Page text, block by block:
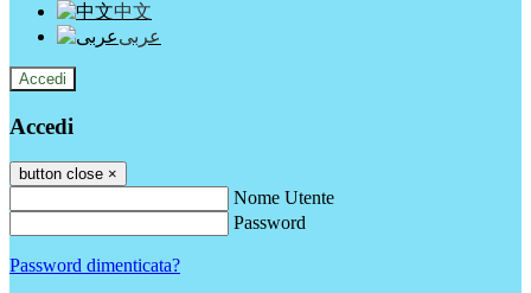
中文
عربى
Accedi
Accedi
button close ×
Nome Utente
Password
Password dimenticata?